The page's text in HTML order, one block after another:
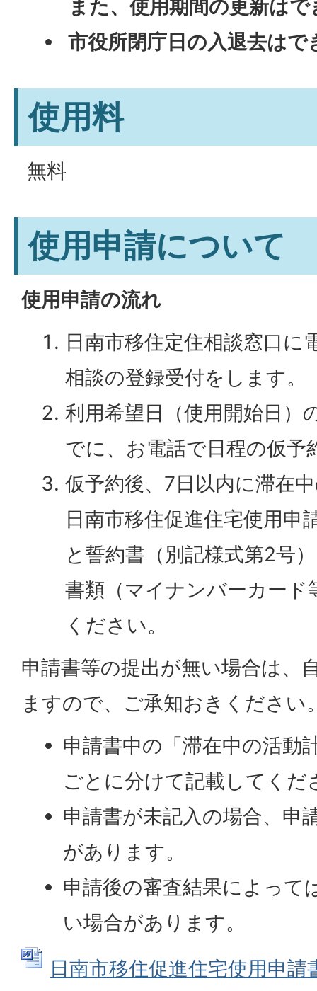
また、使用期間の更新は
市役所閉庁日の入退去はで
使用料
無料
使用申請について
使用申請の流れ
日南市移住定住相談窓口に
相談の登録受付をします。
利用希望日（使用開始日）
でに、お電話で日程の仮予
仮予約後、7日以内に滞在
日南市移住促進住宅使用申
と誓約書（別記様式第2号
書類（マイナンバーカード
ください。
申請書等の提出が無い場合は、
ますので、ご承知おきください
申請書中の「滞在中の活動
ごとに分けて記載してくだ
申請書が未記入の場合、申
があります。
申請後の審査結果によって
い場合があります。
日南市移住促進住宅使用申請